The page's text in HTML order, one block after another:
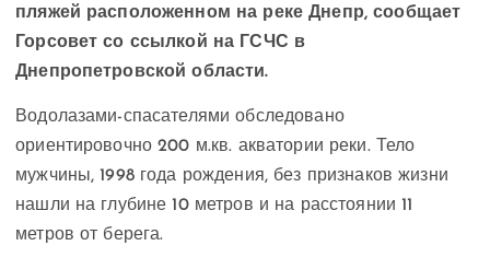
пляжей расположенном на реке Днепр, сообщает
Горсовет со ссылкой на ГСЧС в
Днепропетровской области.
Водолазами-спасателями обследовано
ориентировочно 200 м.кв. акватории реки. Тело
мужчины, 1998 года рождения, без признаков жизни
нашли на глубине 10 метров и на расстоянии 11
метров от берега.